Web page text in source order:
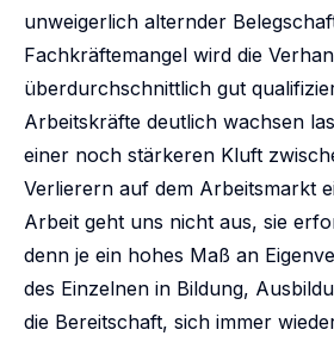
unweigerlich alternder
Fachkräftemangel wird die
überdurchschnittlich gut
Arbeitskräfte deutlich wachsen
einer noch stärkeren Kluft
Verlierern auf dem Arbeitsmarkt
Arbeit geht uns nicht aus, sie
denn je ein hohes Maß an
des Einzelnen in Bildung,
die Bereitschaft, sich immer